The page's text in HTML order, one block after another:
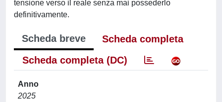
tensione verso il reale senza mai possederlo
definitivamente.
Scheda breve
Scheda completa
Scheda completa (DC)
Anno
2025